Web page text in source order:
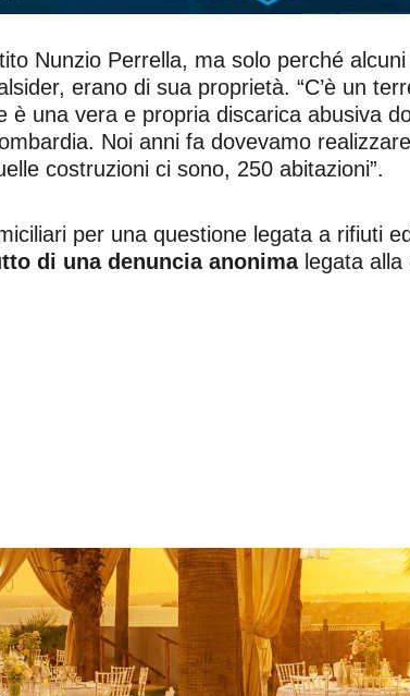
Nunzio Perrella, ma solo perché
erano di sua proprietà. “C’è un
una vera e propria discarica abusiva
Noi anni fa dovevamo
costruzioni ci sono, 250 abitazioni”.
per una questione legata a rifiuti
di una denuncia anonimalegata alla